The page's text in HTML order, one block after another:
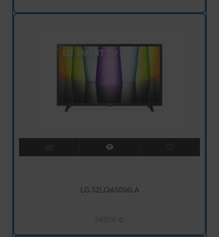
LG 32LQ63006LA
249,00 €